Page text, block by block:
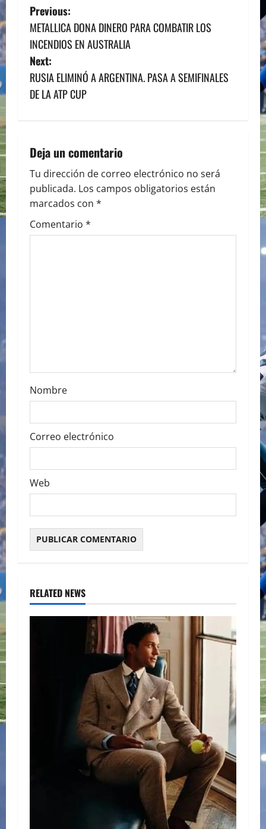
P
o
s
t
v
i
g
a
Previous:
METALLICA DONA DINERO PARA COMBATIR LOS
INCENDIOS EN AUSTRALIA
Next:
RUSIA ELIMINÓ A ARGENTINA. PASA A SEMIFINALES
DE LA ATP CUP
Deja un comentario
Tu dirección de correo electrónico no será
publicada. Los campos obligatorios están
marcados con *
Comentario *
Nombre
Correo electrónico
Web
RELATED NEWS